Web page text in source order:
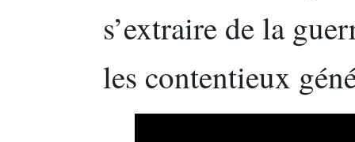
s’extraire de la
les contentieux